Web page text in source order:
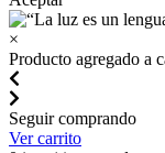
×
Producto agregado a
Seguir comprando
Ver carrito